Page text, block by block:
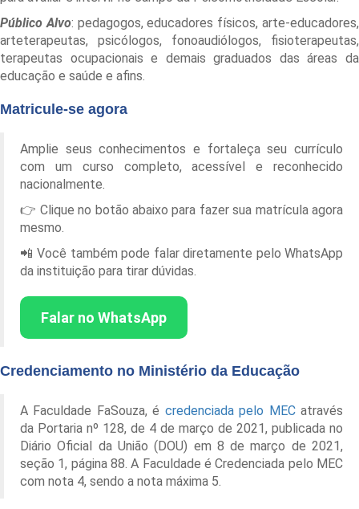
Público Alvo: pedagogos, educadores físicos, arte-educadores,
arteterapeutas, psicólogos, fonoaudiólogos, fisioterapeutas,
terapeutas ocupacionais e demais graduados das áreas da
educação e saúde e afins.
Matricule-se agora
Amplie seus conhecimentos e fortaleça seu currículo
com um curso completo, acessível e reconhecido
nacionalmente.
👉 Clique no botão abaixo para fazer sua matrícula agora
mesmo.
📲 Você também pode falar diretamente pelo WhatsApp
da instituição para tirar dúvidas.
Falar no WhatsApp
Credenciamento no Ministério da Educação
A Faculdade FaSouza, é credenciada pelo MECatravés
da Portaria nº 128, de 4 de março de 2021, publicada no
Diário Oficial da União (DOU) em 8 de março de 2021,
seção 1, página 88. A Faculdade é Credenciada pelo MEC
com nota 4, sendo a nota máxima 5.